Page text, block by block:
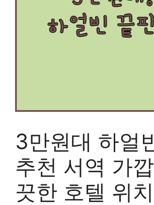
3만원대 하얼
추천 서역 가
끗한 호텔 위